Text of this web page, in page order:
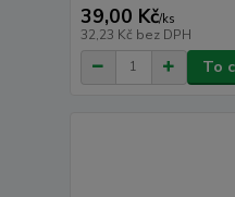
39,00 Kč/ks
32,23 Kč bez DPH
To